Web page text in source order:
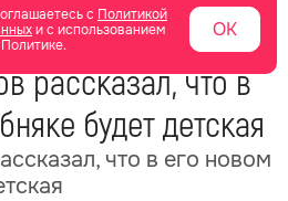
с Политикой
и с использованием
ОК
новости
рассказал, что в
будет детская
что в его новом